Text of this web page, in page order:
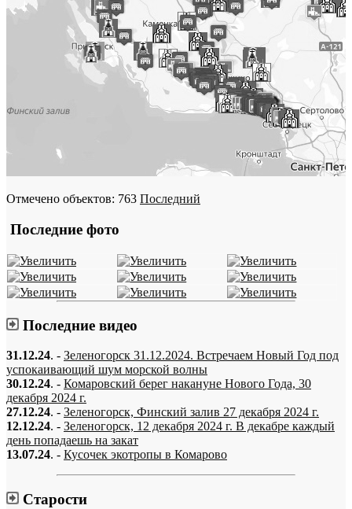
Отмечено объектов: 763 Последний
Последние фото
Последние видео
31.12.24. - Зеленогорск 31.12.2024. Встречаем Новый Год под
успокаивающий шум морской волны
30.12.24. - Комаровский берег накануне Нового Года, 30
декабря 2024 г.
27.12.24. - Зеленогорск, Финский залив 27 декабря 2024 г.
12.12.24. - Зеленогорск, 12 декабря 2024 г. В декабре каждый
день попадаешь на закат
13.07.24. - Кусочек экотропы в Комарово
Старости